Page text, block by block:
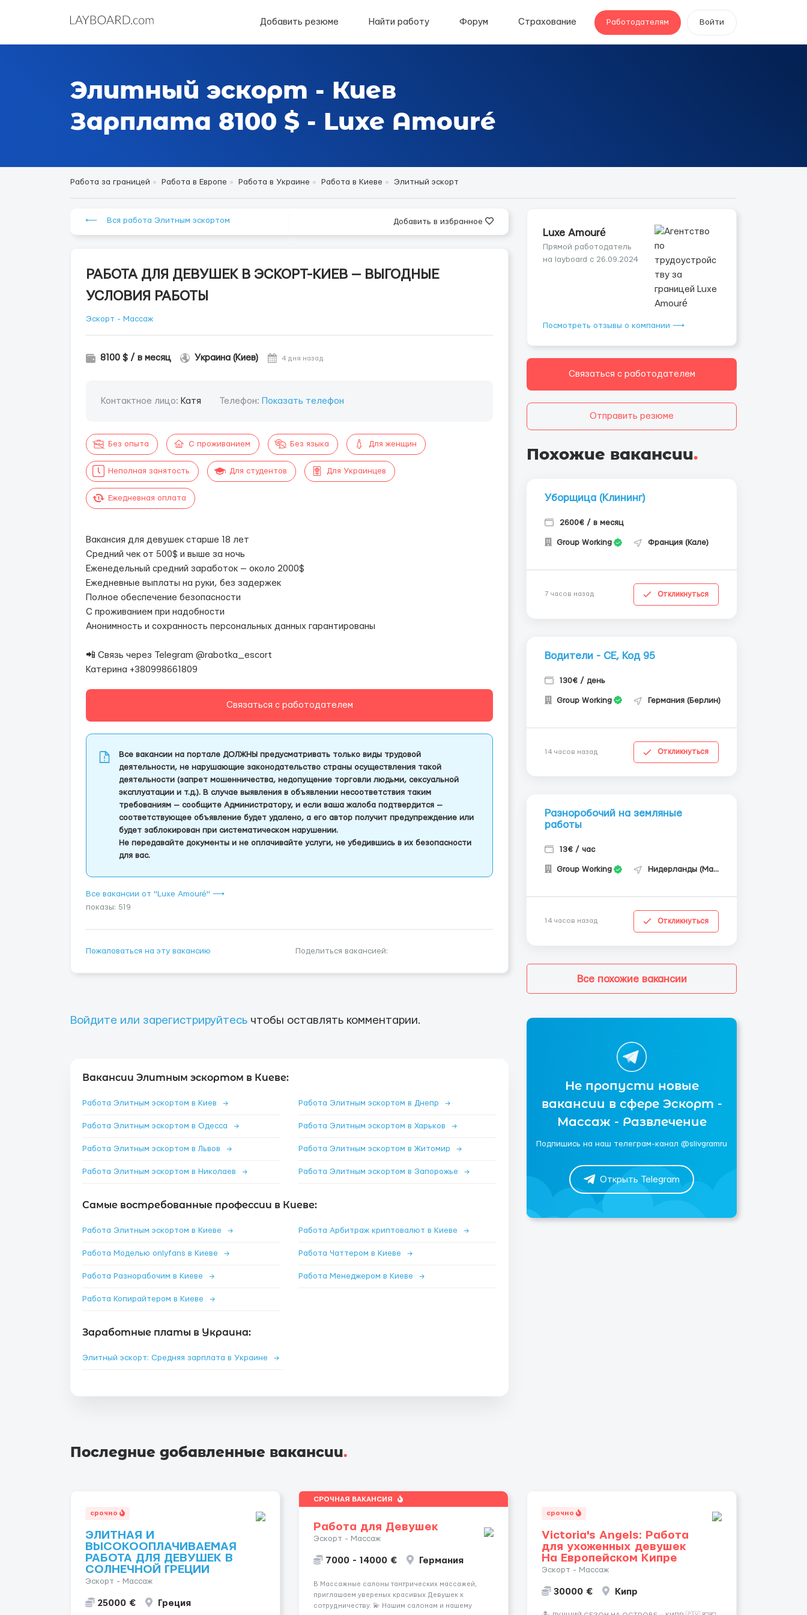
Добавить резюме Найти работу Форум Страхование Работодателям Войти
Элитный эскорт - Киев
Зарплата 8100 $ - Luxe Amouré
Работа за границей Работа в Европе Работа в Украине Работа в Киеве Элитный эскорт
⟵ Вся работа Элитным эскортом Добавить в избранное
РАБОТА ДЛЯ ДЕВУШЕК В ЭСКОРТ-КИЕВ — ВЫГОДНЫЕ
УСЛОВИЯ РАБОТЫ
Эскорт - Массаж
8100 $ / в месяц Украина (Киев) 4 дня назад
Контактное лицо: Катя Телефон: Показать телефон
Без опыта С проживанием Без языка Для женщин
Неполная занятость Для студентов Для Украинцев
Ежедневная оплата
Вакансия для девушек старше 18 лет
Средний чек от 500$ и выше за ночь
Еженедельный средний заработок — около 2000$
Ежедневные выплаты на руки, без задержек
Полное обеспечение безопасности
С проживанием при надобности
Анонимность и сохранность персональных данных гарантированы
📲 Связь через Telegram @rabotka_escort
Катерина +380998661809
Связаться с работодателем
Все вакансии на портале ДОЛЖНЫ предусматривать только виды трудовой
деятельности, не нарушающие законодательство страны осуществления такой
деятельности (запрет мошенничества, недопущение торговли людьми, сексуальной
эксплуатации и т.д.). В случае выявления в объявлении несоответствия таким
требованиям — сообщите Администратору, и если ваша жалоба подтвердится —
соответствующее объявление будет удалено, а его автор получит предупреждение или
будет заблокирован при систематическом нарушении.
Не передавайте документы и не оплачивайте услуги, не убедившись в их безопасности
для вас.
Все вакансии от "Luxe Amouré" ⟶
показы: 519
Пожаловаться на эту вакансию Поделиться вакансией:
Войдите или зарегистрируйтесь чтобы оставлять комментарии.
Вакансии Элитным эскортом в Киеве:
Работа Элитным эскортом в Киев → Работа Элитным эскортом в Днепр →
Работа Элитным эскортом в Одесса → Работа Элитным эскортом в Харьков →
Работа Элитным эскортом в Львов → Работа Элитным эскортом в Житомир →
Работа Элитным эскортом в Николаев → Работа Элитным эскортом в Запорожье →
Самые востребованные профессии в Киеве:
Работа Элитным эскортом в Киеве → Работа Арбитраж криптовалют в Киеве →
Работа Моделью onlyfans в Киеве → Работа Чаттером в Киеве →
Работа Разнорабочим в Киеве → Работа Менеджером в Киеве →
Работа Копирайтером в Киеве →
Заработные платы в Украина:
Элитный эскорт: Средняя зарплата в Украине →
Luxe Amouré
Прямой работодатель
на layboard с 26.09.2024
Посмотреть отзывы о компании ⟶
Связаться с работодателем
Отправить резюме
Похожие вакансии.
Уборщица (Клининг)
2600€ / в месяц
Group Working Франция (Кале)
7 часов назад Откликнуться
Водители - СЕ, Код 95
130€ / день
Group Working Германия (Берлин)
14 часов назад Откликнуться
Разноробочий на земляные
работы
13€ / час
Group Working Нидерланды (Маастрихт)
14 часов назад Откликнуться
Все похожие вакансии
Не пропусти новые
вакансии в сфере Эскорт -
Массаж - Развлечение
Подпишись на наш телеграм-канал @slivgramru
Открыть Telegram
Последние добавленные вакансии.
срочно
ЭЛИТНАЯ И
ВЫСОКООПЛАЧИВАЕМАЯ
РАБОТА ДЛЯ ДЕВУШЕК В
СОЛНЕЧНОЙ ГРЕЦИИ
Эскорт - Массаж
25000 € Греция
СРОЧНАЯ ВАКАНСИЯ
Работа для Девушек
Эскорт - Массаж
7000 - 14000 € Германия
В Массажные салоны тантрических массажей,
приглашаем увереных красивых Девушек к
сотрудничеству. 💫 Нашим салонам и нашему
срочно
Victoria's Angels: Работа
для ухоженных девушек
На Европейском Кипре
Эскорт - Массаж
30000 € Кипр